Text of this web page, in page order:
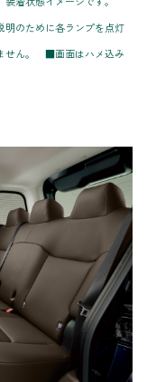
のために各ランプを点灯
せん。 ■画面はハメ込み